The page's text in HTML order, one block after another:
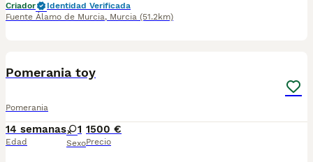
Criador
Identidad Verificada
Fuente Álamo de Murcia, Murcia (51.2km)
Pomerania toy
Pomerania
14 semanas
Edad
1
Sexo
1500 €
Precio